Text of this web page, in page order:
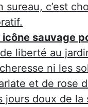
sureau, c’est
sauvage
liberté au
ni les
et de
jours doux de la